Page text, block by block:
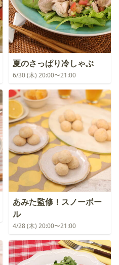
夏のさっぱり冷しゃぶ
6/30 (木) 20:00〜21:00
あみた監修！スノーボー
ル
4/28 (木) 20:00〜21:00